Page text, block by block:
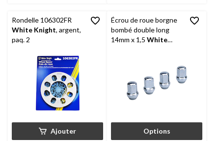
Rondelle 106302FR
White Knight, argent,
paq. 2
Ajouter
Écrou de roue borgne
bombé double long
14mm x 1,5 White
Options